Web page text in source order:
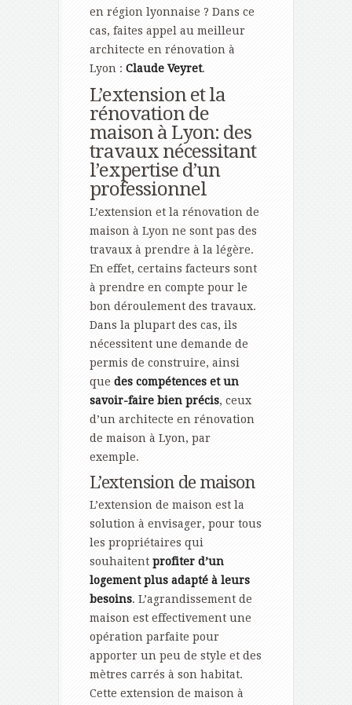
en région lyonnaise ? Dans ce
cas, faites appel au meilleur
architecte en rénovation à
Lyon : Claude Veyret.
L’extension et la
rénovation de
maison à Lyon: des
travaux nécessitant
l’expertise d’un
professionnel
L’extension et la rénovation de
maison à Lyon ne sont pas des
travaux à prendre à la légère.
En effet, certains facteurs sont
à prendre en compte pour le
bon déroulement des travaux.
Dans la plupart des cas, ils
nécessitent une demande de
permis de construire, ainsi
que des compétences et un
savoir-faire bien précis, ceux
d’un architecte en rénovation
de maison à Lyon, par
exemple.
L’extension de maison
L’extension de maison est la
solution à envisager, pour tous
les propriétaires qui
souhaitent profiter d’un
logement plus adapté à leurs
besoins. L’agrandissement de
maison est effectivement une
opération parfaite pour
apporter un peu de style et des
mètres carrés à son habitat.
Cette extension de maison à